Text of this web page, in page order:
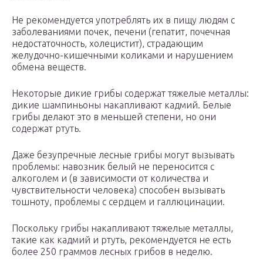
Не рекомендуется употреблять их в пищу людям с
заболеваниями почек, печени (гепатит, почечная
недостаточность, холецистит), страдающим
желудочно-кишечными коликами и нарушением
обмена веществ.
Некоторые дикие грибы содержат тяжелые металлы:
дикие шампиньоны накапливают кадмий. Белые
грибы делают это в меньшей степени, но они
содержат ртуть.
Даже безупречные лесные грибы могут вызывать
проблемы: навозник белый не переносится с
алкоголем и (в зависимости от количества и
чувствительности человека) способен вызывать
тошноту, проблемы с сердцем и галлюцинации.
Поскольку грибы накапливают тяжелые металлы,
такие как кадмий и ртуть, рекомендуется не есть
более 250 граммов лесных грибов в неделю.